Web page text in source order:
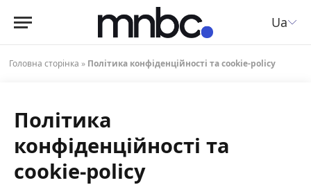
Ua
Головна сторінка » Політика конфіденційності та cookie-policy
Політика
конфіденційності та
cookie-policy